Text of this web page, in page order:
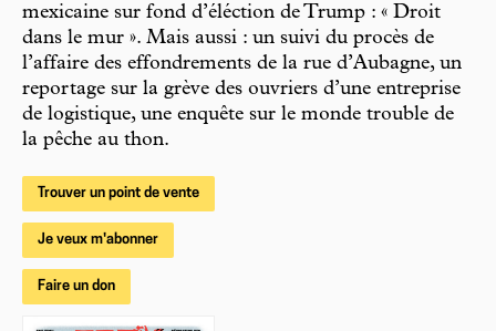
mexicaine sur fond d’éléction de Trump : « Droit
dans le mur ». Mais aussi : un suivi du procès de
l’affaire des effondrements de la rue d’Aubagne, un
reportage sur la grève des ouvriers d’une entreprise
de logistique, une enquête sur le monde trouble de
la pêche au thon.
Trouver un point de vente
Je veux m'abonner
Faire un don